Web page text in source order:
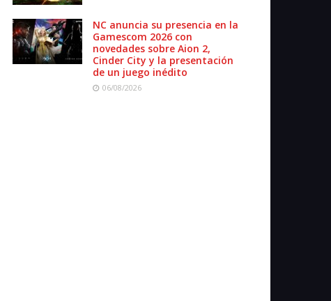
NC anuncia su presencia en la
Gamescom 2026 con
novedades sobre Aion 2,
Cinder City y la presentación
de un juego inédito
06/08/2026